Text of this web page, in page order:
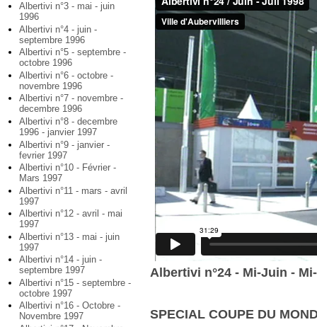
Albertivi n°3 - mai - juin
1996
Albertivi n°4 - juin -
septembre 1996
Albertivi n°5 - septembre -
octobre 1996
Albertivi n°6 - octobre -
novembre 1996
Albertivi n°7 - novembre -
decembre 1996
Albertivi n°8 - decembre
1996 - janvier 1997
Albertivi n°9 - janvier -
fevrier 1997
Albertivi n°10 - Février -
Mars 1997
Albertivi n°11 - mars - avril
1997
Albertivi n°12 - avril - mai
1997
Albertivi n°13 - mai - juin
1997
Albertivi n°14 - juin -
septembre 1997
Albertivi n°15 - septembre -
octobre 1997
Albertivi n°16 - Octobre -
Novembre 1997
Albertivi n°24 - Mi-Juin -
SPECIAL COUPE DU